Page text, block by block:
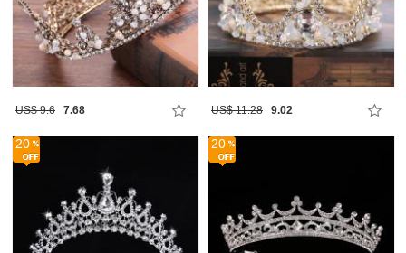
US$ 9.6 7.68 US$ 11.28 9.02
20 20